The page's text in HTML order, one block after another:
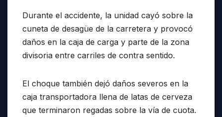
Durante el accidente, la unidad cayó sobre la
cuneta de desagüe de la carretera y provocó
daños en la caja de carga y parte de la zona
divisoria entre carriles de contra sentido.
El choque también dejó daños severos en la
caja transportadora llena de latas de cerveza
que terminaron regadas sobre la vía de cuota.